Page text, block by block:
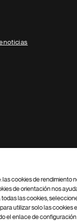
noticias
Configuración
cookies de rendimiento
de orientación nos
las cookies,
utilizar solo las cookies
el enlace de